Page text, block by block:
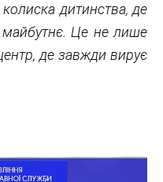
дитинства, де
майбутнє. Це не лише
де завжди вирує